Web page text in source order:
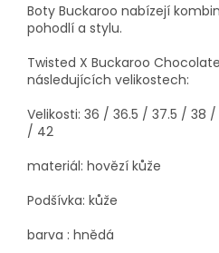
Boty Buckaroo nabízejí
pohodlí a stylu.
Twisted X Buckaroo
následujících velikostech:
Velikosti: 36 / 36.5 / 37.5 / 38
/ 42
materiál: hovězí kůže
Podšívka: kůže
barva : hnědá